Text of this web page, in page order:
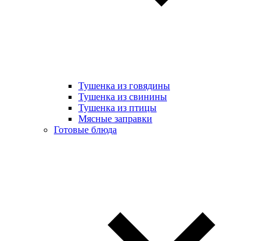
Тушенка из говядины
Тушенка из свинины
Тушенка из птицы
Мясные заправки
Готовые блюда